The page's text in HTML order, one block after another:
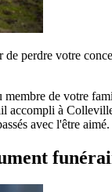
perdre votre
de votre
à
avec l'être aimé.